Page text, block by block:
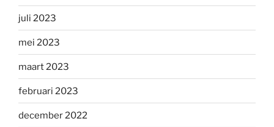
juli 2023
mei 2023
maart 2023
februari 2023
december 2022